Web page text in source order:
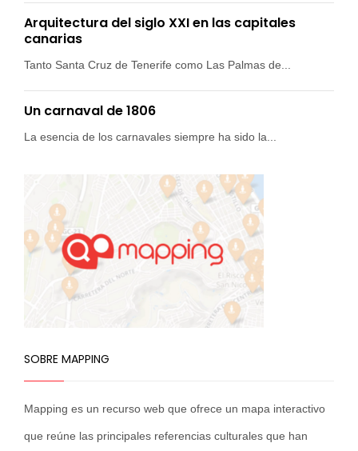
Arquitectura del siglo XXI en las capitales
canarias
Tanto Santa Cruz de Tenerife como Las Palmas de...
Un carnaval de 1806
La esencia de los carnavales siempre ha sido la...
SOBRE MAPPING
Mapping es un recurso web que ofrece un mapa interactivo
que reúne las principales referencias culturales que han